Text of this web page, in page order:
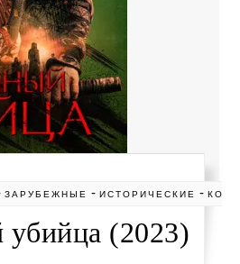
ЗАРУБЕЖНЫЕ -ИСТОРИЧЕСКИЕ -
(2023)